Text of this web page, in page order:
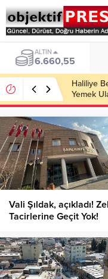
ALTIN
6.660,55
Haliliye
Yemek
Vali Şıldak, açıkladı!
Tacirlerine Geçit Yok!